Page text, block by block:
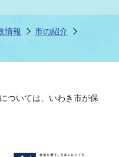
情報
市の紹介
ついては、いわき市が保